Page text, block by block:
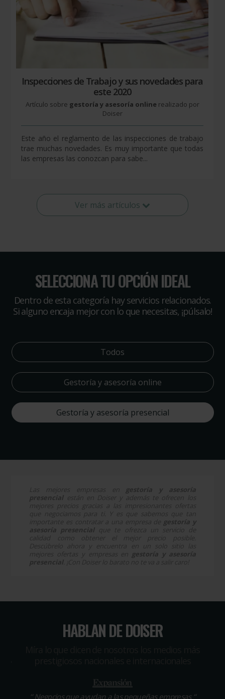
Inspecciones de Trabajo y sus novedades para
este 2020
Artículo sobre gestoría y asesoría online realizado por
Doiser
Este año el reglamento de las inspecciones de trabajo
trae muchas novedades. Es muy importante que todas
las empresas las conozcan para sabe...
Ver más artículos
SELECCIONA TU OPCIÓN IDEAL
Dentro de esta categoría hay servicios relacionados.
Si alguno encaja mejor con lo que necesitas, ¡púlsalo!
Todos
Gestoría y asesoría online
Gestoría y asesoría presencial
HABLAN DE DOISER
“Negocios que ayudan a las pequeñas empresas “